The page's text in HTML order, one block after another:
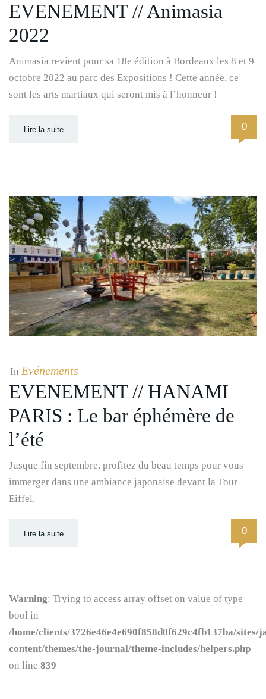
EVENEMENT // Animasia
2022
Animasia revient pour sa 18e édition à Bordeaux les 8 et 9
octobre 2022 au parc des Expositions ! Cette année, ce
sont les arts martiaux qui seront mis à l’honneur !
Lire la suite 0
In Evénements
EVENEMENT // HANAMI
PARIS : Le bar éphémère de
l’été
Jusque fin septembre, profitez du beau temps pour vous
immerger dans une ambiance japonaise devant la Tour
Eiffel.
Lire la suite 0
Warning: Trying to access array offset on value of type
bool in
/home/clients/3726e46e4e690f858d0f629c4fb137ba/sites/
content/themes/the-journal/theme-includes/helpers.php
on line 839